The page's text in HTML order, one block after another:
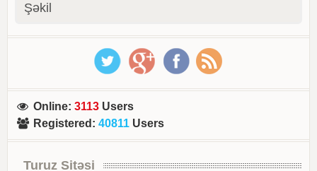
Şəkil
Online:3113 Users
Registered :40811 Users
Turuz Sitəsi